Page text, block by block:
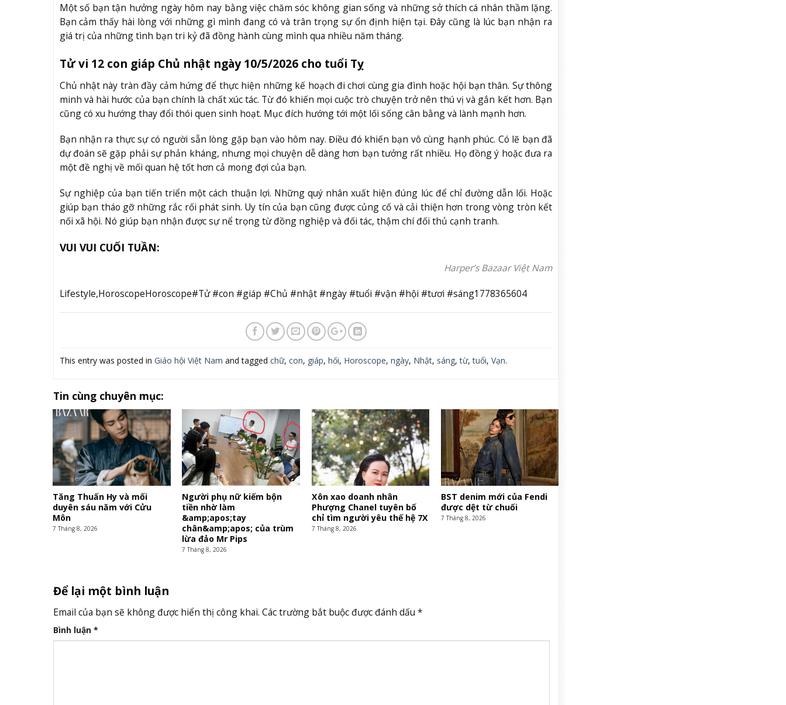
Một số bạn tận hưởng ngày hôm nay bằng việc chăm sóc không gian sống và những sở thích cá nhân thầm lặng.
Bạn cảm thấy hài lòng với những gì mình đang có và trân trọng sự ổn định hiện tại. Đây cũng là lúc bạn nhận ra
giá trị của những tình bạn tri kỷ đã đồng hành cùng mình qua nhiều năm tháng.
Tử vi 12 con giáp Chủ nhật ngày 10/5/2026 cho tuổi Tỵ
Chủ nhật này tràn đầy cảm hứng để thực hiện những kế hoạch đi chơi cùng gia đình hoặc hội bạn thân. Sự thông
minh và hài hước của bạn chính là chất xúc tác. Từ đó khiến mọi cuộc trò chuyện trở nên thú vị và gắn kết hơn. Bạn
cũng có xu hướng thay đổi thói quen sinh hoạt. Mục đích hướng tới một lối sống cân bằng và lành mạnh hơn.
Bạn nhận ra thực sự có người sẵn lòng gặp bạn vào hôm nay. Điều đó khiến bạn vô cùng hạnh phúc. Có lẽ bạn đã
dự đoán sẽ gặp phải sự phản kháng, nhưng mọi chuyện dễ dàng hơn bạn tưởng rất nhiều. Họ đồng ý hoặc đưa ra
một đề nghị về mối quan hệ tốt hơn cả mong đợi của bạn.
Sự nghiệp của bạn tiến triển một cách thuận lợi. Những quý nhân xuất hiện đúng lúc để chỉ đường dẫn lối. Hoặc
giúp bạn tháo gỡ những rắc rối phát sinh. Uy tín của bạn cũng được củng cố và cải thiện hơn trong vòng tròn kết
nối xã hội. Nó giúp bạn nhận được sự nể trọng từ đồng nghiệp và đối tác, thậm chí đối thủ cạnh tranh.
VUI VUI CUỐI TUẦN:
Harper’s Bazaar Việt Nam
Lifestyle,HoroscopeHoroscope#Tử #con #giáp #Chủ #nhật #ngày #tuổi #vận #hội #tươi #sáng1778365604
This entry was posted in Giáo hội Việt Nam and tagged chữ, con, giáp, hối, Horoscope, ngày, Nhật, sáng,từ,tuổi, Vạn.
Tin cùng chuyên mục:
Tăng Thuấn Hy và mối
duyên sáu năm với Cửu
Môn
7 Tháng 8, 2026
Người phụ nữ kiếm bộn
tiền nhờ làm
&amp;apos;tay
chân&amp;apos; của trùm
lừa đảo Mr Pips
7 Tháng 8, 2026
Xôn xao doanh nhân
Phượng Chanel tuyên bố
chỉ tìm người yêu thế hệ 7X
7 Tháng 8, 2026
BST denim mới của Fendi
được dệt từ chuối
7 Tháng 8, 2026
Để lại một bình luận
Email của bạn sẽ không được hiển thị công khai. Các trường bắt buộc được đánh dấu *
Bình luận *